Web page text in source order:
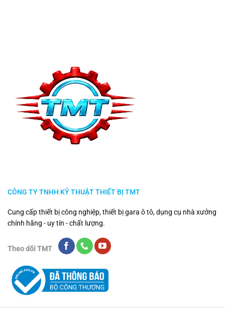
CÔNG TY TNHH KỸ THUẬT THIẾT BỊ TMT
Cung cấp thiết bị công nghiệp, thiết bị gara ô tô, dụng cụ nhà xưởng
chính hãng - uy tín - chất lượng.
Theo dõi TMT